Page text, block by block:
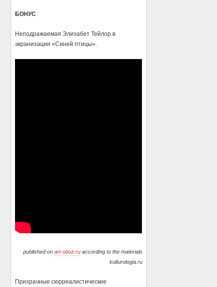
БОНУС
Неподражаемая Элизабет Тейлор в
экранизации «Синей птицы».
published on art-oboz.ruaccording to the materials
kulturologia.ru
Призрачные сюрреалистические